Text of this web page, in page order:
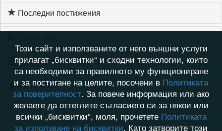
Последни постижения
Хронология на игри
Активност
Този сайт и използваните от него външни услуги
прилагат „бисквитки“ и сходни технологии, които
са необходими за правилното му функциониране
и за постигане на целите, посочени в Политиката
за поверителност. За повече информация или ако
желаете да оттеглите съгласието си за някои или
всички „бисквитки“, моля, прочетете Политиката
за използване на бисквитки. Като затворите този